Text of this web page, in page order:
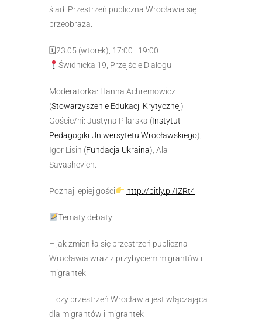
ślad. Przestrzeń publiczna Wrocławia się
przeobraża.
🗓23.05 (wtorek), 17:00–19:00
Świdnicka 19, Przejście Dialogu
Moderatorka: Hanna Achremowicz
(Stowarzyszenie Edukacji Krytycznej)
Goście/ni: Justyna Pilarska (Instytut
Pedagogiki Uniwersytetu Wrocławskiego),
Igor Lisin (Fundacja Ukraina), Ala
Savashevich.
Poznaj lepiej gości http://bitly.pl/IZRt4
Tematy debaty:
– jak zmieniła się przestrzeń publiczna
Wrocławia wraz z przybyciem migrantów i
migrantek
– czy przestrzeń Wrocławia jest włączająca
dla migrantów i migrantek